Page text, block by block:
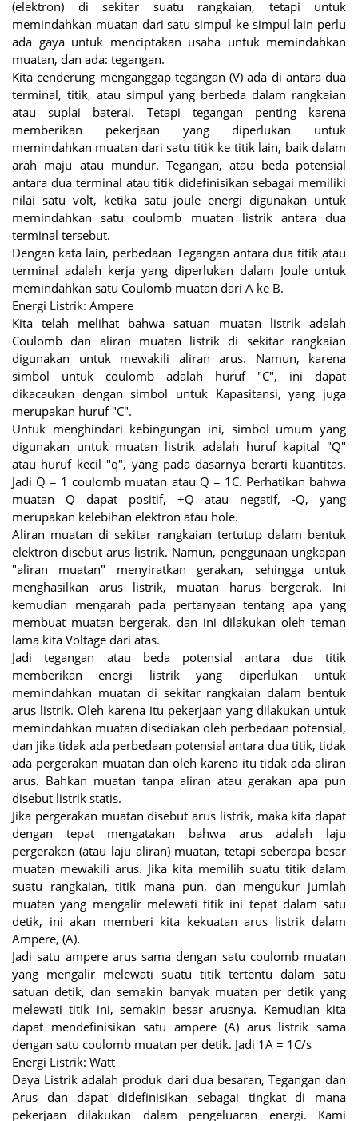
(elektron) di sekitar suatu rangkaian, tetapi untuk
memindahkan muatan dari satu simpul ke simpul lain perlu
ada gaya untuk menciptakan usaha untuk memindahkan
muatan, dan ada: tegangan.
Kita cenderung menganggap tegangan (V) ada di antara dua
terminal, titik, atau simpul yang berbeda dalam rangkaian
atau suplai baterai. Tetapi tegangan penting karena
memberikan pekerjaan yang diperlukan untuk
memindahkan muatan dari satu titik ke titik lain, baik dalam
arah maju atau mundur. Tegangan, atau beda potensial
antara dua terminal atau titik didefinisikan sebagai memiliki
nilai satu volt, ketika satu joule energi digunakan untuk
memindahkan satu coulomb muatan listrik antara dua
terminal tersebut.
Dengan kata lain, perbedaan Tegangan antara dua titik atau
terminal adalah kerja yang diperlukan dalam Joule untuk
memindahkan satu Coulomb muatan dari A ke B.
Energi Listrik: Ampere
Kita telah melihat bahwa satuan muatan listrik adalah
Coulomb dan aliran muatan listrik di sekitar rangkaian
digunakan untuk mewakili aliran arus. Namun, karena
simbol untuk coulomb adalah huruf "C", ini dapat
dikacaukan dengan simbol untuk Kapasitansi, yang juga
merupakan huruf "C".
Untuk menghindari kebingungan ini, simbol umum yang
digunakan untuk muatan listrik adalah huruf kapital "Q"
atau huruf kecil "q", yang pada dasarnya berarti kuantitas.
Jadi Q = 1 coulomb muatan atau Q = 1C. Perhatikan bahwa
muatan Q dapat positif, +Q atau negatif, -Q, yang
merupakan kelebihan elektron atau hole.
Aliran muatan di sekitar rangkaian tertutup dalam bentuk
elektron disebut arus listrik. Namun, penggunaan ungkapan
"aliran muatan" menyiratkan gerakan, sehingga untuk
menghasilkan arus listrik, muatan harus bergerak. Ini
kemudian mengarah pada pertanyaan tentang apa yang
membuat muatan bergerak, dan ini dilakukan oleh teman
lama kita Voltage dari atas.
Jadi tegangan atau beda potensial antara dua titik
memberikan energi listrik yang diperlukan untuk
memindahkan muatan di sekitar rangkaian dalam bentuk
arus listrik. Oleh karena itu pekerjaan yang dilakukan untuk
memindahkan muatan disediakan oleh perbedaan potensial,
dan jika tidak ada perbedaan potensial antara dua titik, tidak
ada pergerakan muatan dan oleh karena itu tidak ada aliran
arus. Bahkan muatan tanpa aliran atau gerakan apa pun
disebut listrik statis.
Jika pergerakan muatan disebut arus listrik, maka kita dapat
dengan tepat mengatakan bahwa arus adalah laju
pergerakan (atau laju aliran) muatan, tetapi seberapa besar
muatan mewakili arus. Jika kita memilih suatu titik dalam
suatu rangkaian, titik mana pun, dan mengukur jumlah
muatan yang mengalir melewati titik ini tepat dalam satu
detik, ini akan memberi kita kekuatan arus listrik dalam
Ampere, (A).
Jadi satu ampere arus sama dengan satu coulomb muatan
yang mengalir melewati suatu titik tertentu dalam satu
satuan detik, dan semakin banyak muatan per detik yang
melewati titik ini, semakin besar arusnya. Kemudian kita
dapat mendefinisikan satu ampere (A) arus listrik sama
dengan satu coulomb muatan per detik. Jadi 1A = 1C/s
Energi Listrik: Watt
Daya Listrik adalah produk dari dua besaran, Tegangan dan
Arus dan dapat didefinisikan sebagai tingkat di mana
pekerjaan dilakukan dalam pengeluaran energi. Kami